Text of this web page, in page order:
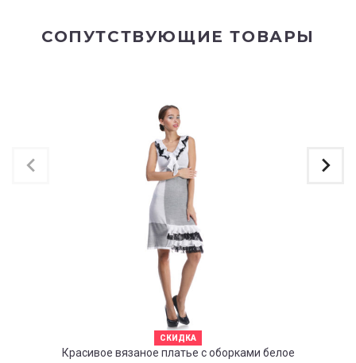
СОПУТСТВУЮЩИЕ ТОВАРЫ
СКИДКА
Красивое вязаное платье с оборками белое